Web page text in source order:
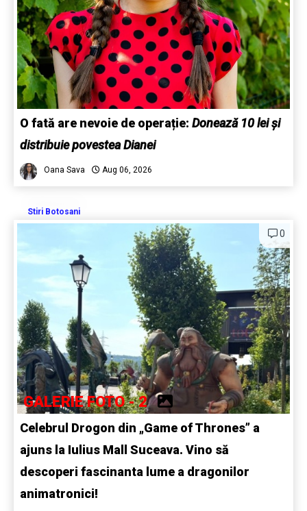
O fată are nevoie de operație: Donează 10 lei și
distribuie povestea Dianei
Oana Sava Aug 06, 2026
Stiri Botosani
0
GALERIE FOTO - 2
Celebrul Drogon din „Game of Thrones” a
ajuns la Iulius Mall Suceava. Vino să
descoperi fascinanta lume a dragonilor
animatronici!